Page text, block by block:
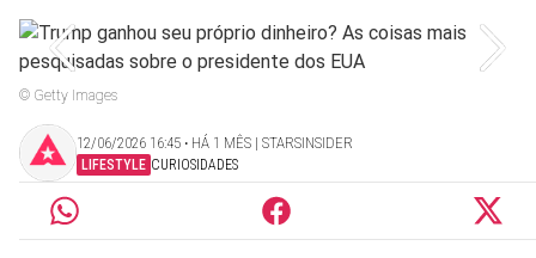
© Getty Images
12/06/2026 16:45 ‧ HÁ 1 MÊS | STARSINSIDER
LIFESTYLE CURIOSIDADES